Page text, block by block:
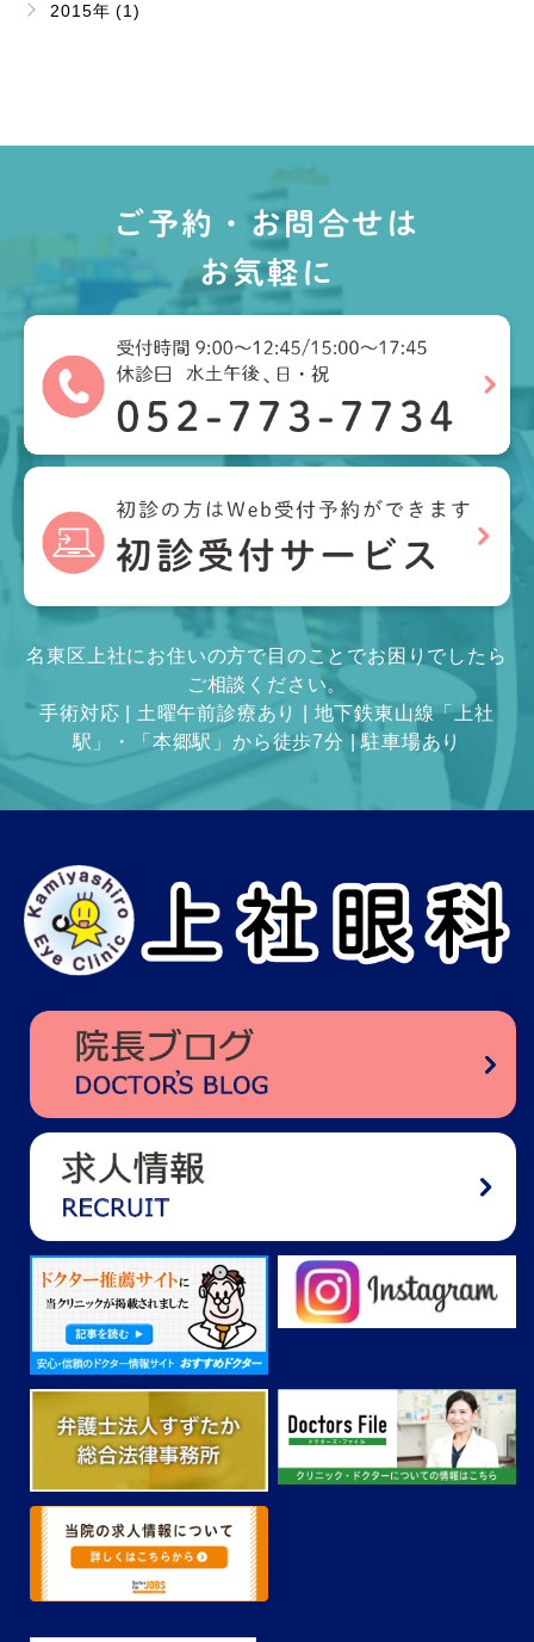
2015年 (1)
ご予約・お問合せは
お気軽に
名東区上社にお住いの方で目のことでお困りでしたら
ご相談ください。
手術対応 | 土曜午前診療あり | 地下鉄東山線「上社
駅」・「本郷駅」から徒歩7分 | 駐車場あり